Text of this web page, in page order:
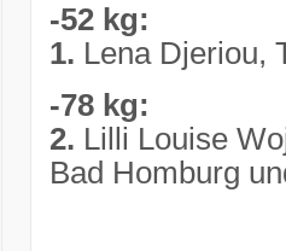
-52 kg:
1. Lena Djeriou,
-78 kg:
2. Lilli Louise
Bad Homburg